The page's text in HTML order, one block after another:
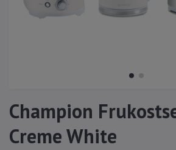
Champion
Creme White